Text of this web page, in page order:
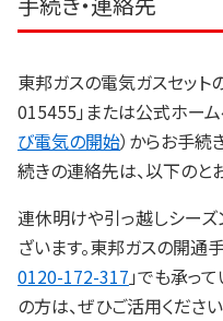
東邦ガスの電気ガスセット
015455」または公式ホーム
び電気の開始）からお手続
続きの連絡先は、以下のと
連休明けや引っ越しシー
ざいます。東邦ガスの開通
0120-172-317 」でも承っ
の方は、ぜひご活用ください